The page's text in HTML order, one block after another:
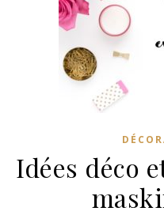
Idées déco